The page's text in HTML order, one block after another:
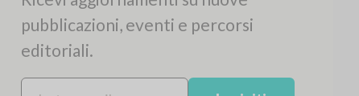
NEWSLETTER
Ricevi aggiornamenti su nuove